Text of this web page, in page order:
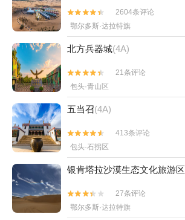


2604条评论
鄂尔多斯·达拉特旗
北方兵器城(4A)


21条评论
包头·青山区
五当召(4A)


413条评论
包头·石拐区
银肯塔拉沙漠生态文化旅游区


27条评论
鄂尔多斯·达拉特旗